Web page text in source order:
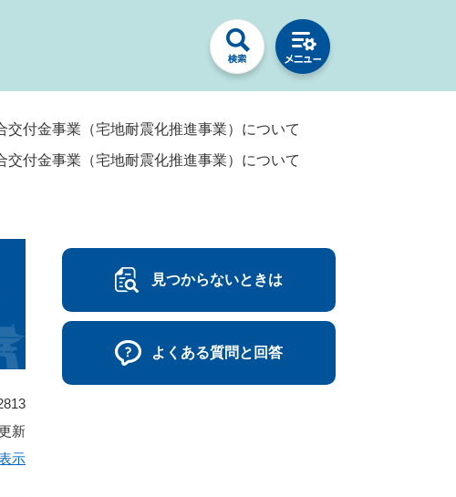
交付金事業（宅地耐震化推進事業）について
交付金事業（宅地耐震化推進事業）について
新
示
見つからないときは
よくある質問と回答